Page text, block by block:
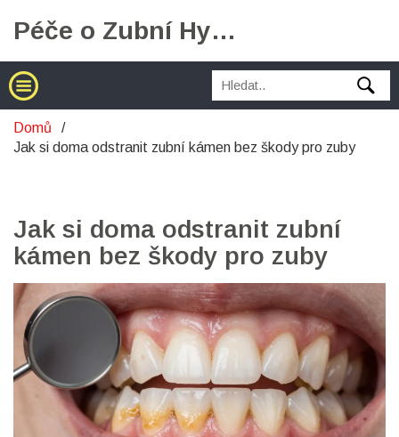
Péče o Zubní Hygienu
Domů
Jak si doma odstranit zubní kámen bez škody pro zuby
Jak si doma odstranit zubní
kámen bez škody pro zuby